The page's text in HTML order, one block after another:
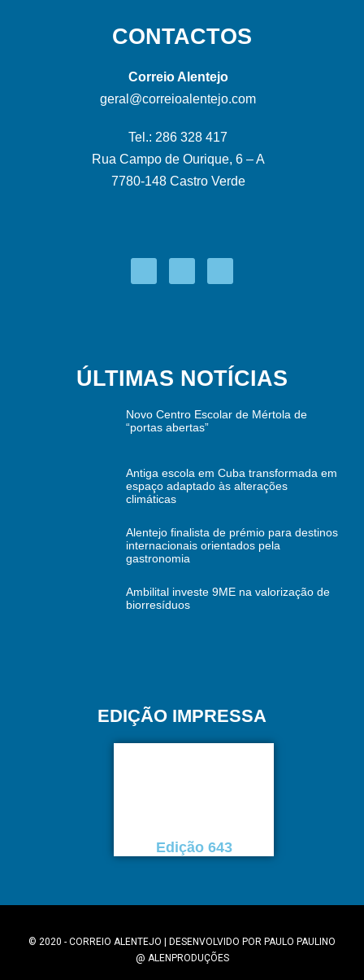
CONTACTOS
Correio Alentejo
geral@correioalentejo.com
Tel.: 286 328 417
Rua Campo de Ourique, 6 – A
7780-148 Castro Verde
ÚLTIMAS NOTÍCIAS
Novo Centro Escolar de Mértola de
“portas abertas”
Antiga escola em Cuba transformada em
espaço adaptado às alterações
climáticas
Alentejo finalista de prémio para destinos
internacionais orientados pela
gastronomia
Ambilital investe 9ME na valorização de
biorresíduos
EDIÇÃO IMPRESSA
Edição 643
© 2020 - CORREIO ALENTEJO | DESENVOLVIDO POR PAULO PAULINO
@ ALENPRODUÇÕES